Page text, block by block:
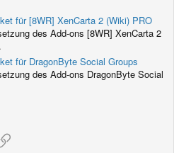
für [8WR] XenCarta 2 (Wiki) PRO
des Add-ons [8WR] XenCarta 2
für DragonByte Social Groups
des Add-ons DragonByte Social